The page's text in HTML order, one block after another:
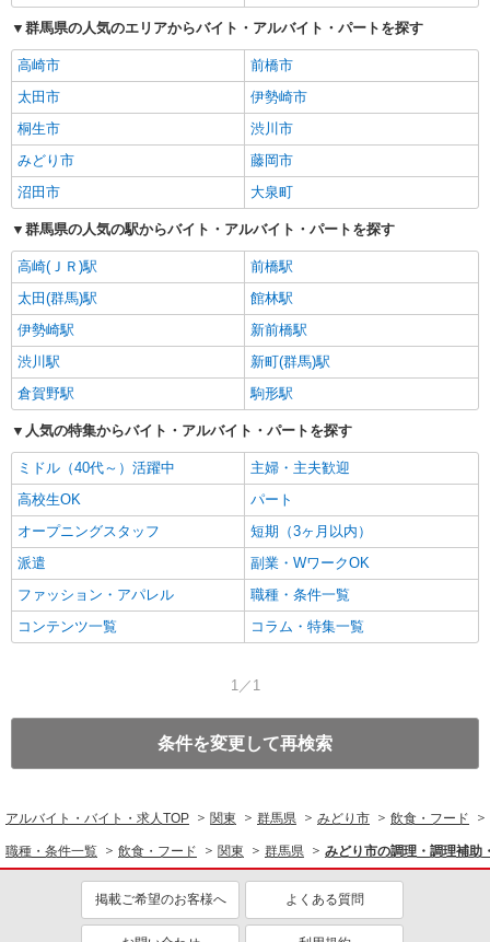
群馬県の人気のエリアからバイト・アルバイト・パートを探す
高崎市
前橋市
太田市
伊勢崎市
桐生市
渋川市
みどり市
藤岡市
沼田市
大泉町
群馬県の人気の駅からバイト・アルバイト・パートを探す
高崎(ＪＲ)駅
前橋駅
太田(群馬)駅
館林駅
伊勢崎駅
新前橋駅
渋川駅
新町(群馬)駅
倉賀野駅
駒形駅
人気の特集からバイト・アルバイト・パートを探す
ミドル（40代～）活躍中
主婦・主夫歓迎
高校生OK
パート
オープニングスタッフ
短期（3ヶ月以内）
派遣
副業・WワークOK
ファッション・アパレル
職種・条件一覧
コンテンツ一覧
コラム・特集一覧
1／1
条件を変更して再検索
アルバイト・バイト・求人TOP 関東 群馬県 みどり市 飲食・フード
職種・条件一覧 飲食・フード 関東 群馬県 みどり市の調理・調理補助
掲載ご希望のお客様へ よくある質問